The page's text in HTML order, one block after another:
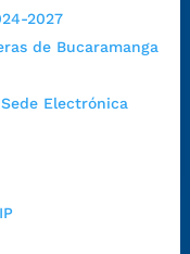
2027
de Bucaramanga
Electrónica
Santander,